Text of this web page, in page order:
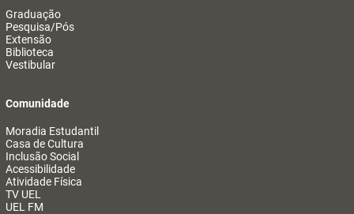
Graduação
Pesquisa/Pós
Extensão
Biblioteca
Vestibular
Comunidade
Moradia Estudantil
Casa de Cultura
Inclusão Social
Acessibilidade
Atividade Física
TV UEL
UEL FM